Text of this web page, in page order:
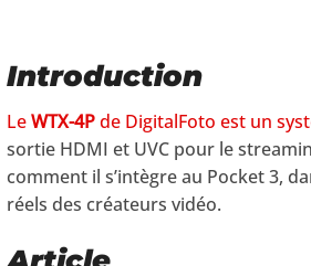
Introduction
LeWTX-4Pde DigitalFoto est un
sortie HDMI et UVC pour le
comment il s’intègre au Pocket 3,
réels des créateurs vidéo.